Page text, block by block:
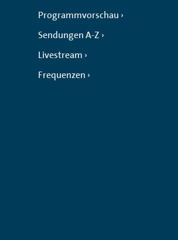
Programmvorschau
Sendungen A-Z
Livestream
Frequenzen